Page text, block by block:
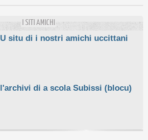
I SITI AMICHI
U situ di i nostri amichi uccittani
l'archivi di a scola Subissi (blocu)